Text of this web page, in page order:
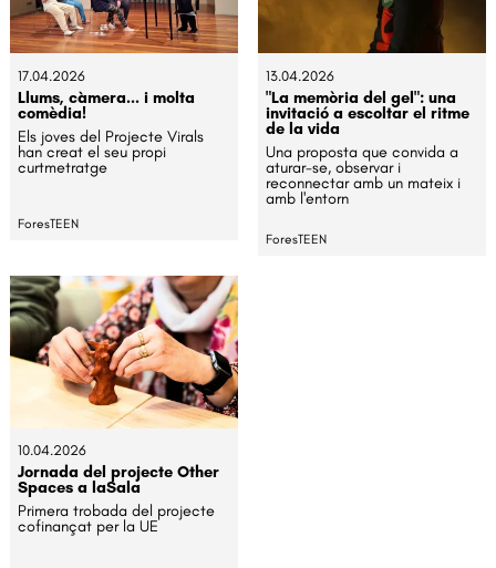
17.04.2026
Llums, càmera... i molta
comèdia!
Els joves del Projecte Virals
han creat el seu propi
curtmetratge
ForesTEEN
13.04.2026
"La memòria del gel": una
invitació a escoltar el ritme
de la vida
Una proposta que convida a
aturar-se, observar i
reconnectar amb un mateix i
amb l'entorn
ForesTEEN
10.04.2026
Jornada del projecte Other
Spaces a laSala
Primera trobada del projecte
cofinançat per la UE